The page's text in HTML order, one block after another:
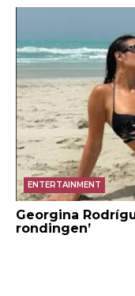
ENTERTAINMENT
Georgina
rondingen’